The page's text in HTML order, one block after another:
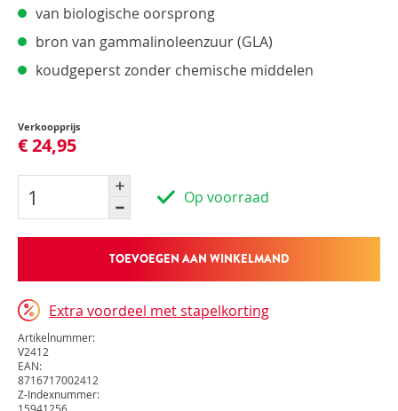
van biologische oorsprong
bron van gammalinoleenzuur (GLA)
koudgeperst zonder chemische middelen
Verkoopprijs
€ 24,95
Op voorraad
TOEVOEGEN AAN WINKELMAND
Extra voordeel met stapelkorting
Artikelnummer:
V2412
EAN:
8716717002412
Z-Indexnummer: